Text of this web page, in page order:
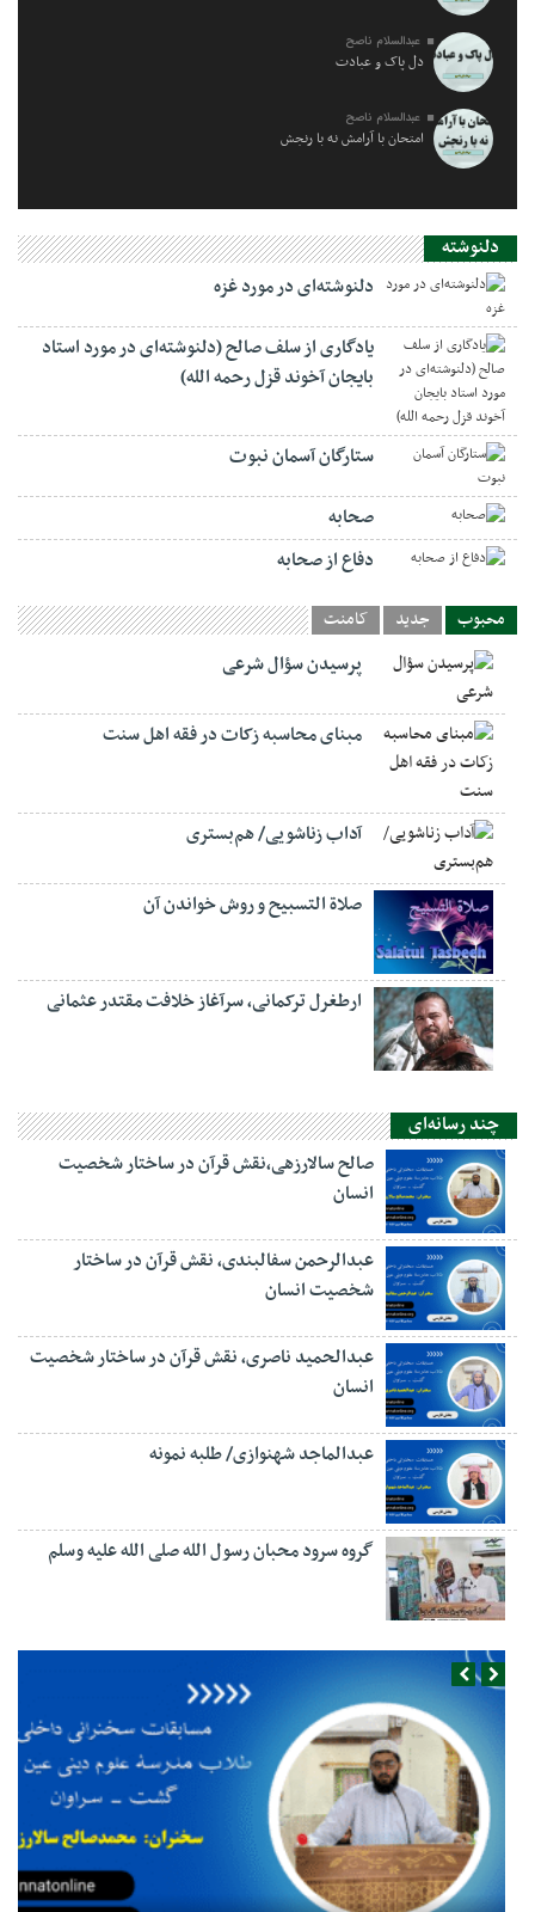
عبدالسلام ناصح
دل پاک و عبادت
عبدالسلام ناصح
امتحان با آرامش نه با رنجش
دلنوشته
دلنوشته‌ای در مورد غزه
یادگاری از سلف صالح (دلنوشته‌ای در مورد استاد
بایجان آخوند قزل رحمه الله)
ستارگان آسمان نبوت
صحابه
دفاع از صحابه
محبوب جدید کامنت
پرسیدن سؤال شرعی
مبنای محاسبه زکات در فقه اهل سنت
آداب زناشویی/ هم‌بستری
صلاة التسبيح و روش خواندن آن
ارطغرل ترکمانی، سرآغاز خلافت مقتدر عثمانی
چند رسانه‌ای
صالح سالارزهی،‌نقش قرآن در ساختار شخصیت
انسان
عبدالرحمن سفالبندی، نقش قرآن در ساختار
شخصیت انسان
عبدالحمید ناصری، نقش قرآن در ساختار شخصیت
انسان
عبدالماجد شهنوازی/ طلبه نمونه
گروه سرود محبان رسول الله صلی الله علیه وسلم